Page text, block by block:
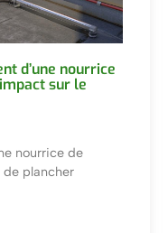
d’une nourrice
sur le
nourrice de
plancher